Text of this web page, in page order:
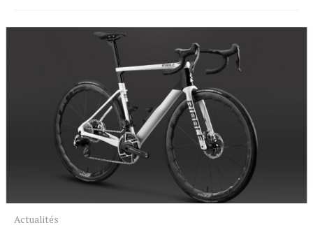
Actualités
Tous nos articles